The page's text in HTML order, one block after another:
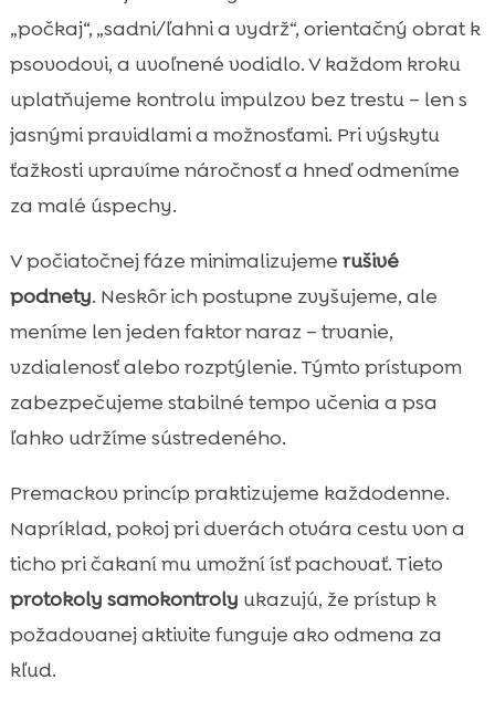
„počkaj“, „sadni/ľahni a vydrž“, orientačný obrat k
psovodovi, a uvoľnené vodidlo. V každom kroku
uplatňujeme kontrolu impulzov bez trestu – len s
jasnými pravidlami a možnosťami. Pri výskytu
ťažkosti upravíme náročnosť a hneď odmeníme
za malé úspechy.
V počiatočnej fáze minimalizujeme rušivé
podnety. Neskôr ich postupne zvyšujeme, ale
meníme len jeden faktor naraz – trvanie,
vzdialenosť alebo rozptýlenie. Týmto prístupom
zabezpečujeme stabilné tempo učenia a psa
ľahko udržíme sústredeného.
Premackov princíp praktizujeme každodenne.
Napríklad, pokoj pri dverách otvára cestu von a
ticho pri čakaní mu umožní ísť pachovať. Tieto
protokoly samokontroly ukazujú, že prístup k
požadovanej aktivite funguje ako odmena za
kľud.